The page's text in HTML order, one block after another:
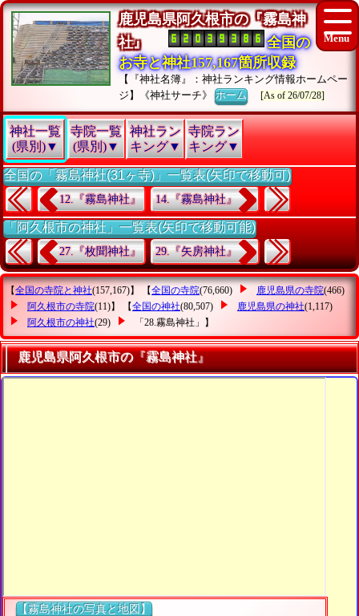
鹿児島県阿久根市の『霧島神
社』
全国の
お寺と神社157,167箇所収録
【『神社名簿』：神社ランキング情報ホームペー
ジ】《神社サーチ》ホーム [As of 26/07/28]
神社一覧
(県別)▼
寺院一覧
(県別)▼
神社ラン
キング▼
寺院ラン
キング▼
全国の「霧島神社(31ヶ寺)」一覧表(矢印で移動可)
12.『霧島神社』 14.『霧島神社』
「阿久根市の神社」一覧表(矢印で移動可能)
27.『枚聞神社』 29.『矢房神社』
【全国の寺院と神社(157,167)】 【全国の寺院(76,660) 鹿児島県の寺院(466)
阿久根市の寺院(11)】 【全国の神社(80,507) 鹿児島県の神社(1,117)
阿久根市の神社(29) 「28.霧島神社」 】
鹿児島県阿久根市の『霧島神社』
【霧島神社の写真と地図】